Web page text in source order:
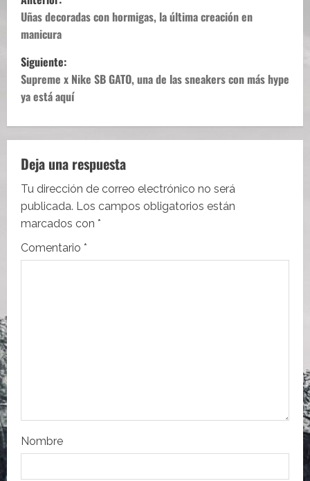
a
v
e
g
a
c
i
ó
n
r
a
Uñas decoradas con hormigas, la última creación en
manicura
Siguiente:
Supreme x Nike SB GATO, una de las sneakers con más hype
ya está aquí
Deja una respuesta
Tu dirección de correo electrónico no será
publicada. Los campos obligatorios están
marcados con *
Comentario *
Nombre